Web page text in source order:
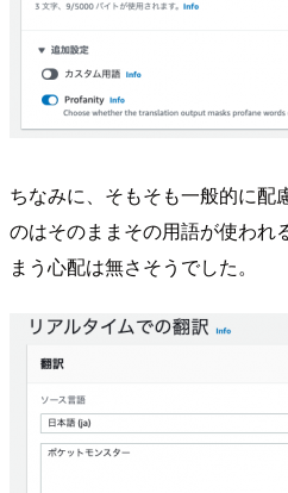
ちなみに、そもそも一般的に配
のはそのままその用語が使われ
まう心配は無さそうでした。